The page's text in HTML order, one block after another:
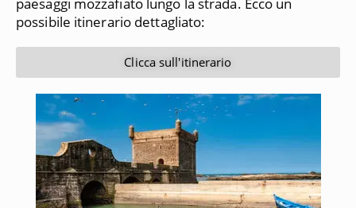
paesaggi mozzafiato lungo la strada. Ecco un
possibile itinerario dettagliato:
Clicca sull'itinerario